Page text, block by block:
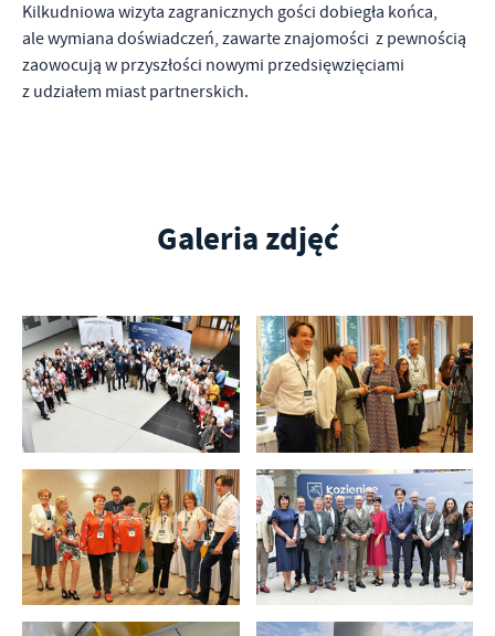
Kilkudniowa wizyta zagranicznych gości dobiegła końca,
ale wymiana doświadczeń, zawarte znajomości z pewnością
zaowocują w przyszłości nowymi przedsięwzięciami
z udziałem miast partnerskich.
Galeria zdjęć